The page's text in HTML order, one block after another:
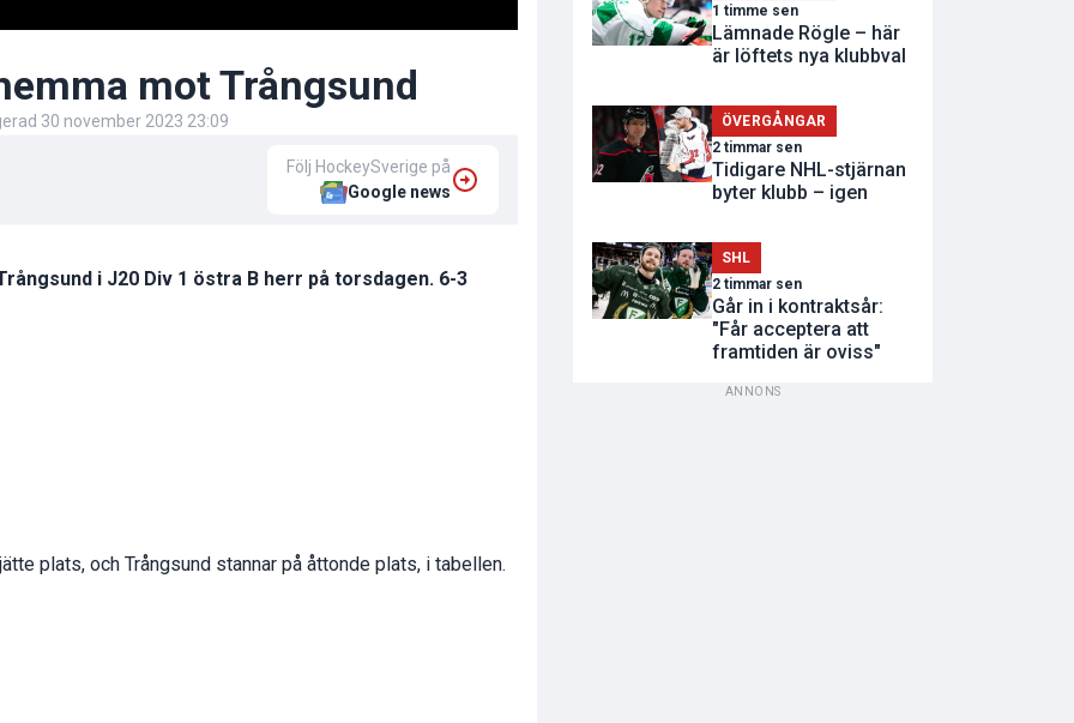
mot Trångsund
30 november 2023 23:09
Följ HockeySverige på
Google news
i J20 Div 1 östra B herr på torsdagen. 6-3
plats, och Trångsund stannar på åttonde plats, i tabellen.
1 timme sen
Lämnade Rögle – här
är löftets nya klubbval
ÖVERGÅNGAR
2 timmar sen
Tidigare NHL-stjärnan
byter klubb – igen
SHL
2 timmar sen
Går in i kontraktsår:
"Får acceptera att
framtiden är oviss"
ANNONS